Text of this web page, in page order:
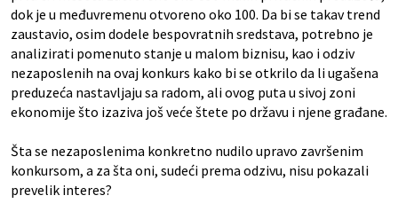
dok je u međuvremenu otvoreno oko 100. Da bi se takav trend
zaustavio, osim dodele bespovratnih sredstava, potrebno je
analizirati pomenuto stanje u malom biznisu, kao i odziv
nezaposlenih na ovaj konkurs kako bi se otkrilo da li ugašena
preduzeća nastavljaju sa radom, ali ovog puta u sivoj zoni
ekonomije što izaziva još veće štete po državu i njene građane.
Šta se nezaposlenima konkretno nudilo upravo završenim
konkursom, a za šta oni, sudeći prema odzivu, nisu pokazali
prevelik interes?